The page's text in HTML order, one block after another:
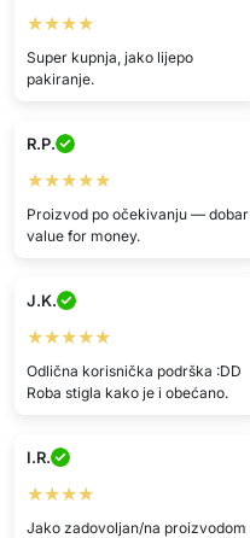
★★★★
Super kupnja, jako lijepo
pakiranje.
R.P.
★★★★★
Proizvod po očekivanju — dobar
value for money.
J.K.
★★★★★
Odlična korisnička podrška :DD
Roba stigla kako je i obećano.
I.R.
★★★★
Jako zadovoljan/na proizvodom